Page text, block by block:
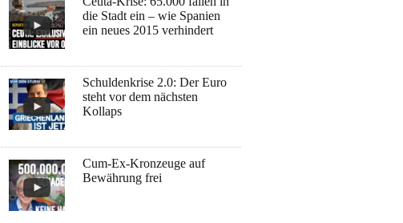
die Stadt ein – wie Spanien
ein neues 2015 verhindert
Schuldenkrise 2.0: Der Euro
steht vor dem nächsten
Kollaps
Cum-Ex-Kronzeuge auf
Bewährung frei